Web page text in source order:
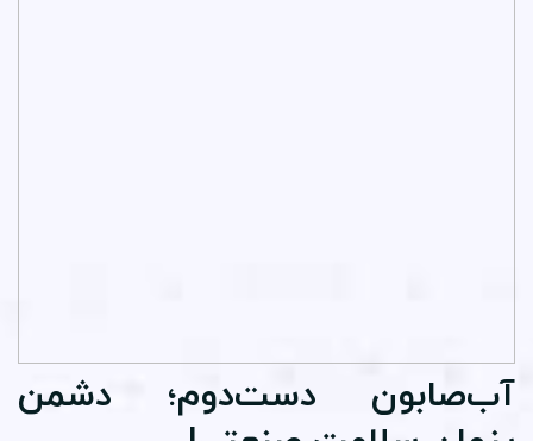
دست‌دوم؛ دشمن